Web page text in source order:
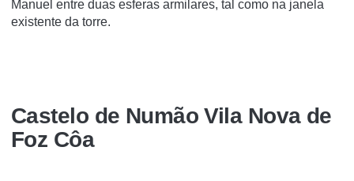
Manuel entre duas esferas armilares, tal como na janela
existente da torre.
Castelo de Numão Vila Nova de
Foz Côa